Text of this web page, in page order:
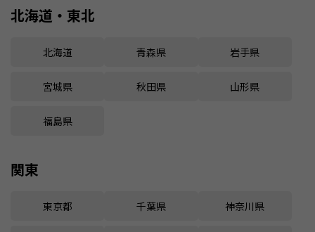
北海道・東北
北海道 青森県 岩手県
宮城県 秋田県 山形県
福島県
関東
東京都 千葉県 神奈川県